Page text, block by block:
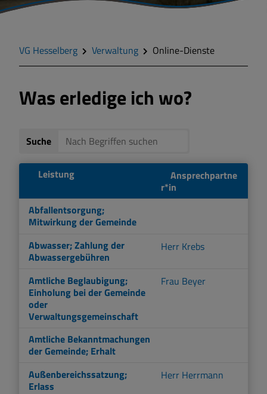
Online-Terminvereinbarung
VG Hesselberg Verwaltung Online-Dienste
Was erledige ich wo?
Suche
Leistung
Ansprechpartne
r*in
Abfallentsorgung;
Mitwirkung der Gemeinde
Abwasser; Zahlung der
Abwassergebühren
Herr Krebs
Amtliche Beglaubigung;
Einholung bei der Gemeinde
oder
Verwaltungsgemeinschaft
Frau Beyer
Amtliche Bekanntmachungen
der Gemeinde; Erhalt
Außenbereichssatzung;
Erlass
Herr Herrmann